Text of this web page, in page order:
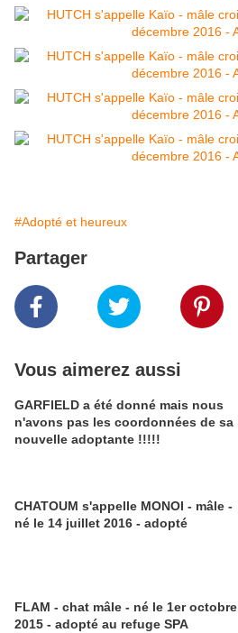
#Adopté et heureux
Partager
Vous aimerez aussi
GARFIELD a été donné mais nous
n'avons pas les coordonnées de sa
nouvelle adoptante !!!!!
CHATOUM s'appelle MONOI - mâle -
né le 14 juillet 2016 - adopté
FLAM - chat mâle - né le 1er octobre
2015 - adopté au refuge SPA